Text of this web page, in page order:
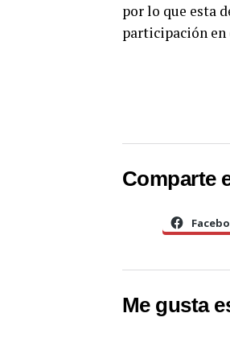
por lo que esta
participación en
Comparte
Me gusta